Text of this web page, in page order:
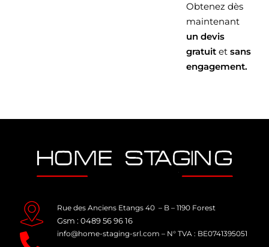
Obtenez dès
maintenant
un devis
gratuitet sans
engagement.
Rue des Anciens Etangs 40 – B – 1190 Forest
Gsm : 0489 56 96 16
info@home-staging-srl.com – N° TVA : BE0741395051